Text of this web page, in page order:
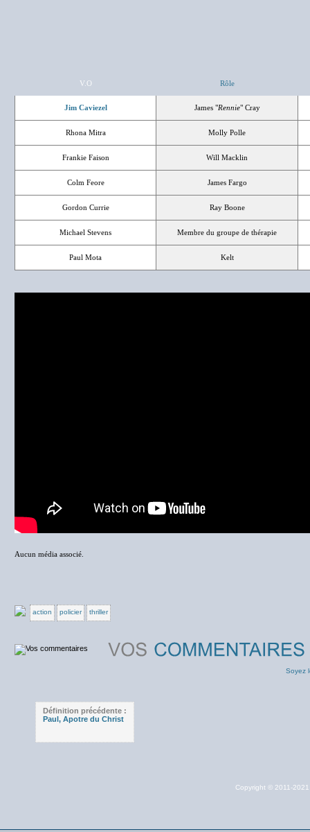
V.O Rôle
Jim Caviezel James "Rennie" Cray
Rhona Mitra Molly Polle
Frankie Faison Will Macklin
Colm Feore James Fargo
Gordon Currie Ray Boone
Michael Stevens Membre du groupe de thérapie
Paul Mota Kelt
Aucun média associé.
action policier thriller
Soyez
Définition précédente :
Paul, Apotre du Christ
Copyright © 2011-